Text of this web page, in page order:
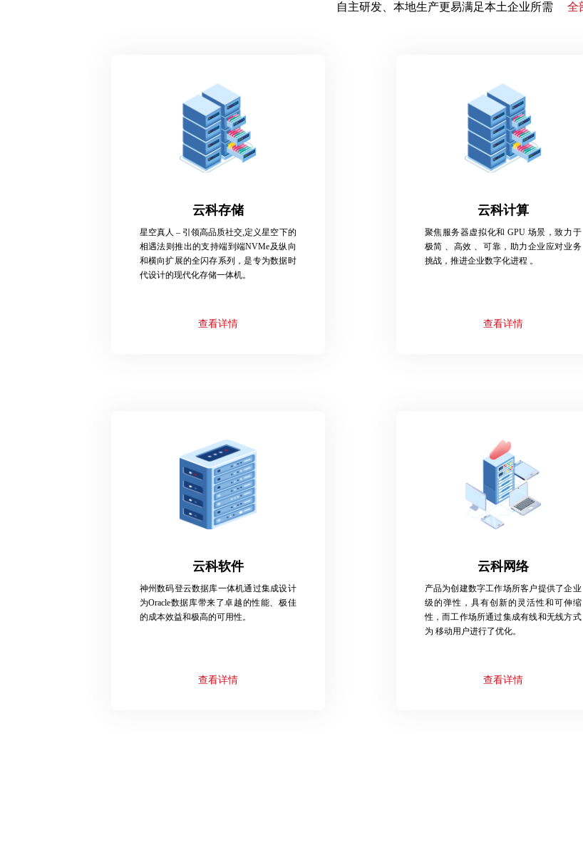
自主研发、本地生产更易满足本土企业所需 全
云科存储
星空真人 – 引领高品质社交,定义星空下的
相遇法则推出的支持端到端NVMe及纵向
和横向扩展的全闪存系列，是专为数据时
代设计的现代化存储一体机。
查看详情
云科计算
聚焦服务器虚拟化和 GPU 场景，致力于
极简 、高效 、可靠，助力企业应对业务
挑战，推进企业数字化进程 。
查看详情
云科软件
神州数码登云数据库一体机通过集成设计
为Oracle数据库带来了卓越的性能、极佳
的成本效益和极高的可用性。
查看详情
云科网络
产品为创建数字工作场所客户提供了企业
级的弹性，具有创新的灵活性和可伸缩
性，而工作场所通过集成有线和无线方式
为 移动用户进行了优化。
查看详情